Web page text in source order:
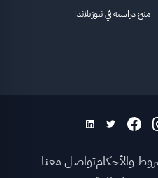
منح دراسية في نيوزيلاندا
والأحكامتواصل معنا